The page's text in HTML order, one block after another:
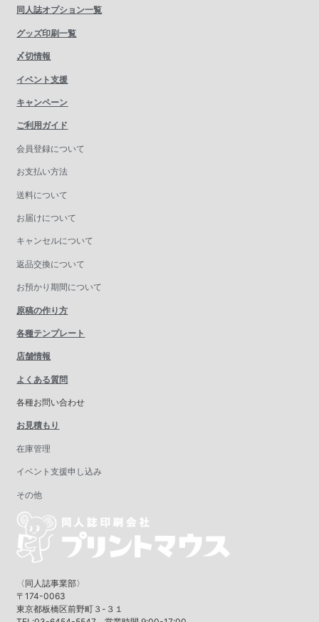
同人誌オプション一覧
グッズ印刷一覧
〆切情報
イベント支援
キャンペーン
ご利用ガイド
会員登録について
お支払い方法
送料について
お届けについて
キャンセルについて
返品交換について
お預かり期間について
原稿の作り方
各種テンプレート
店舗情報
よくある質問
各種お問い合わせ
お見積もり
在庫管理
イベント支援申し込み
その他
〈同人誌事業部〉
〒174-0063
東京都板橋区前野町３-３１